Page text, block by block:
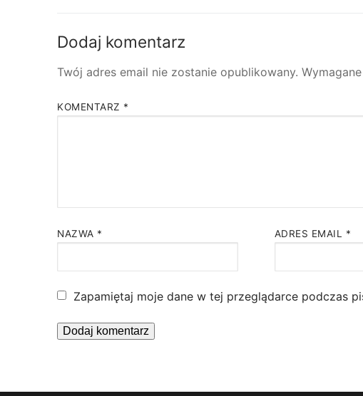
Dodaj komentarz
Twój adres email nie zostanie opublikowany.
KOMENTARZ *
NAZWA * ADRES EMAIL *
Zapamiętaj moje dane w tej przeglądarce podczas